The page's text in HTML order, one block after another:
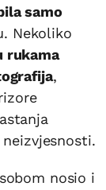
samo
Nekoliko
rukama
,
nosio i